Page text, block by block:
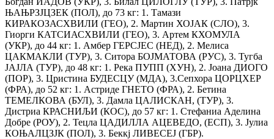
ЊАЊРЗЈЦЗЕК (ПОЛ), до 73 кг: 1. Тамази
КИРАКОЗАСХВИЛИ (ГЕО), 2. Мартин ХОЈАК (СЛО), 3.
Гиорги КАТСИАСХВИЛИ (ГЕО), 3. Артем КХОМУЛА
(УКР), до 44 кг: 1. Амбер ГЕРСЈЕС (НЕД), 2. Мелиса
ЦАКМАКЛИ (ТУР), 3. Ситора БОЈМАТОВА (РУС), 3. Тугба
ЈАЈЛА (ТУР), до 48 кг: 1. Река ПУПП (ХУН), 2. Јоана ДИОГО
(ПОР), 3. Цристина БУДЕСЦУ (МДА), 3.Сепхора ЦОРЦХЕР
(ФРА), до 52 кг: 1. Астриде ГНЕТО (ФРА), 2. Бетина
ТЕМЕЛКОВА (БУЛ), 3. Дамла ЦАЛИСКАН, (ТУР), 3.
Дистриа КРАСНИЉИ (КОС), до 57 кг: 1. Стефаниа Аделина
Добре (РОУ), 2. Тецла ЦАДИЛЛА АЦЕВЕДО, (ЕСП), 3. Јулиа
КОЊАЛЦЗЈК (ПОЛ), 3. Беккј ЛИВЕСЕЈ (ГБР).